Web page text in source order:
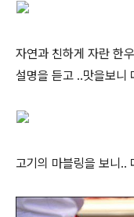
자연과 친하게 자란 한
설명을 듣고 ..맛을보니
고기의 마블링을 보니..